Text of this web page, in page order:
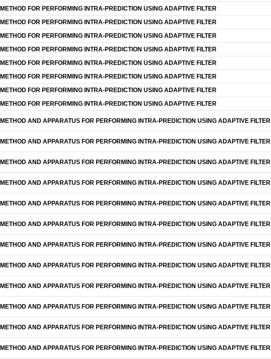
METHOD FOR PERFORMING INTRA-PREDICTION USING ADAPTIVE FILTER
METHOD FOR PERFORMING INTRA-PREDICTION USING ADAPTIVE FILTER
METHOD FOR PERFORMING INTRA-PREDICTION USING ADAPTIVE FILTER
METHOD FOR PERFORMING INTRA-PREDICTION USING ADAPTIVE FILTER
METHOD FOR PERFORMING INTRA-PREDICTION USING ADAPTIVE FILTER
METHOD FOR PERFORMING INTRA-PREDICTION USING ADAPTIVE FILTER
METHOD FOR PERFORMING INTRA-PREDICTION USING ADAPTIVE FILTER
METHOD FOR PERFORMING INTRA-PREDICTION USING ADAPTIVE FILTER
METHOD AND APPARATUS FOR PERFORMING INTRA-PREDICTION USING ADAPTIVE FILTER
METHOD AND APPARATUS FOR PERFORMING INTRA-PREDICTION USING ADAPTIVE FILTER
METHOD AND APPARATUS FOR PERFORMING INTRA-PREDICTION USING ADAPTIVE FILTER
METHOD AND APPARATUS FOR PERFORMING INTRA-PREDICTION USING ADAPTIVE FILTER
METHOD AND APPARATUS FOR PERFORMING INTRA-PREDICTION USING ADAPTIVE FILTER
METHOD AND APPARATUS FOR PERFORMING INTRA-PREDICTION USING ADAPTIVE FILTER
METHOD AND APPARATUS FOR PERFORMING INTRA-PREDICTION USING ADAPTIVE FILTER
METHOD AND APPARATUS FOR PERFORMING INTRA-PREDICTION USING ADAPTIVE FILTER
METHOD AND APPARATUS FOR PERFORMING INTRA-PREDICTION USING ADAPTIVE FILTER
METHOD AND APPARATUS FOR PERFORMING INTRA-PREDICTION USING ADAPTIVE FILTER
METHOD AND APPARATUS FOR PERFORMING INTRA-PREDICTION USING ADAPTIVE FILTER
METHOD AND APPARATUS FOR PERFORMING INTRA-PREDICTION USING ADAPTIVE FILTER